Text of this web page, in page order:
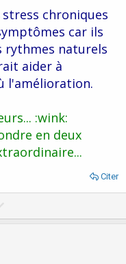
chroniques
car ils
rythmes naturels
aider à
l'amélioration.
:wink:
en deux
Citer
o